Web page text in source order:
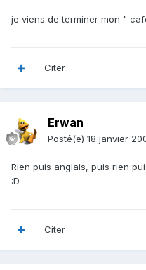
je viens de terminer mon "
Citer
Erwan
Posté(e) 18 janvier
Rien puis anglais, puis rien
:D
Citer